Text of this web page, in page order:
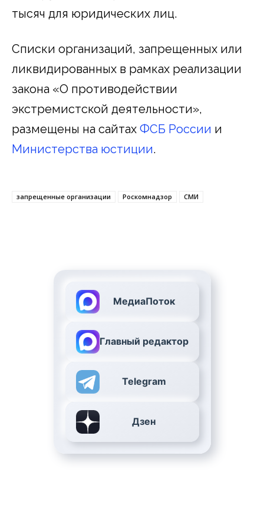
тысяч для юридических лиц.
Списки организаций, запрещенных или
ликвидированных в рамках реализации
закона «О противодействии
экстремистской деятельности»,
размещены на сайтах ФСБ России и
Министерства юстиции.
запрещенные организации Роскомнадзор СМИ
МедиаПоток
Главный редактор
Telegram
Дзен